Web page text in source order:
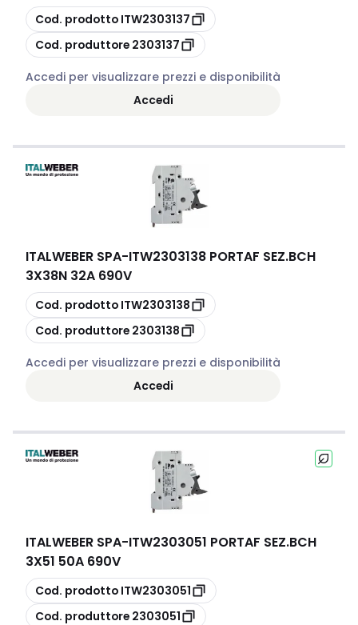
copia
Cod. prodotto ITW2303137
copia
Cod. produttore 2303137
Accedi per visualizzare prezzi e disponibilità
Accedi
ITALWEBER SPA-ITW2303138 PORTAF SEZ.BCH
3X38N 32A 690V
copia
Cod. prodotto ITW2303138
copia
Cod. produttore 2303138
Accedi per visualizzare prezzi e disponibilità
Accedi
ITALWEBER SPA-ITW2303051 PORTAF SEZ.BCH
3X51 50A 690V
copia
Cod. prodotto ITW2303051
copia
Cod. produttore 2303051